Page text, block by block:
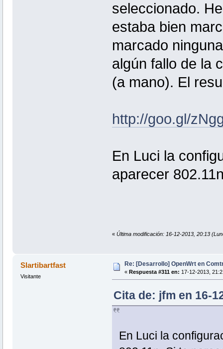
seleccionado.
estaba bien
marcado
algún fallo de la
(a mano). El
http://goo.gl/
En Luci la
aparecer
« Última modificación: 16-12-2013, 20:13
Slartibartfast
Visitante
Re: [Desarrollo] OpenWrt en
« Respuesta #311 en: 17-12-2013,
Cita de: jfm en 16-
En Luci la